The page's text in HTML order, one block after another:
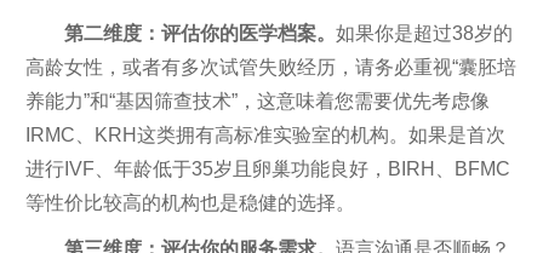
第二维度：评估你的医学档案。 如果你是超过38岁的
高龄女性，或者有多次试管失败经历，请务必重视“囊胚培
养能力”和“基因筛查技术”，这意味着您需要优先考虑像
IRMC、KRH这类拥有高标准实验室的机构。如果是首次
进行IVF、年龄低于35岁且卵巢功能良好，BIRH、BFMC
等性价比较高的机构也是稳健的选择。
第三维度：评估你的服务需求。 语言沟通是否顺畅？